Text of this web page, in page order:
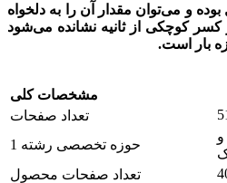
بوده و می‌توان مقدار آن را به دلخواه
کسر کوچکی از ثانیه نشانده می‌­شود
بار است.
مشخصات کلی
تعداد صفحات
حوزه تخصصی رشته 1
تعداد صفحات محصول